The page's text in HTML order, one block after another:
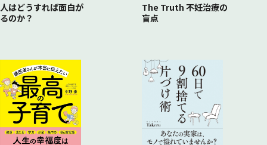
人はどうすれば面白が
るのか？
The Truth 不妊治療の
盲点